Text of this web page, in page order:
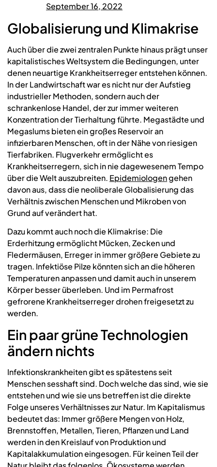
September 16, 2022
Globalisierung und Klimakrise
Auch über die zwei zentralen Punkte hinaus prägt unser
kapitalistisches Weltsystem die Bedingungen, unter
denen neuartige Krankheitserreger entstehen können.
In der Landwirtschaft war es nicht nur der Aufstieg
industrieller Methoden, sondern auch der
schrankenlose Handel, der zur immer weiteren
Konzentration der Tierhaltung führte. Megastädte und
Megaslums bieten ein großes Reservoir an
infizierbaren Menschen, oft in der Nähe von riesigen
Tierfabriken. Flugverkehr ermöglicht es
Krankheitserregern, sich in nie dagewesenem Tempo
über die Welt auszubreiten. Epidemiologengehen
davon aus, dass die neoliberale Globalisierung das
Verhältnis zwischen Menschen und Mikroben von
Grund auf verändert hat.
Dazu kommt auch noch die Klimakrise: Die
Erderhitzung ermöglicht Mücken, Zecken und
Fledermäusen, Erreger in immer größere Gebiete zu
tragen. Infektiöse Pilze könnten sich an die höheren
Temperaturen anpassen und damit auch in unserem
Körper besser überleben. Und im Permafrost
gefrorene Krankheitserreger drohen freigesetzt zu
werden.
Ein paar grüne Technologien
ändern nichts
Infektionskrankheiten gibt es spätestens seit
Menschen sesshaft sind. Doch welche das sind, wie sie
entstehen und wie sie uns betreffen ist die direkte
Folge unseres Verhältnisses zur Natur. Im Kapitalismus
bedeutet das: Immer größere Mengen von Holz,
Brennstoffen, Metallen, Tieren, Pflanzen und Land
werden in den Kreislauf von Produktion und
Kapitalakkumulation eingesogen. Für keinen Teil der